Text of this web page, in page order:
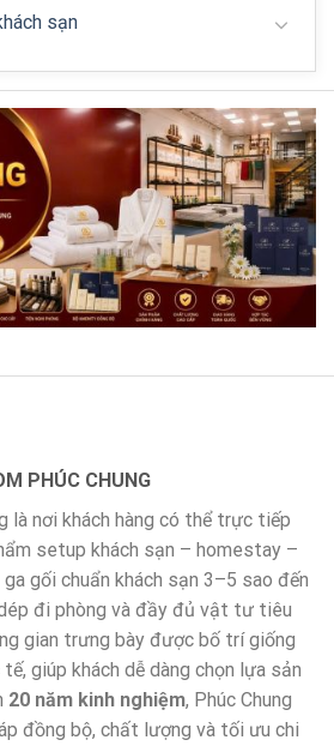
sạn
PHÚC CHUNG
là nơi khách hàng có thể trực tiếp
setup khách sạn – homestay –
gối chuẩn khách sạn 3–5 sao đến
đi phòng và đầy đủ vật tư tiêu
gian trưng bày được bố trí giống
giúp khách dễ dàng chọn lựa sản
20 năm kinh nghiệm, Phúc Chung
đồng bộ, chất lượng và tối ưu chi